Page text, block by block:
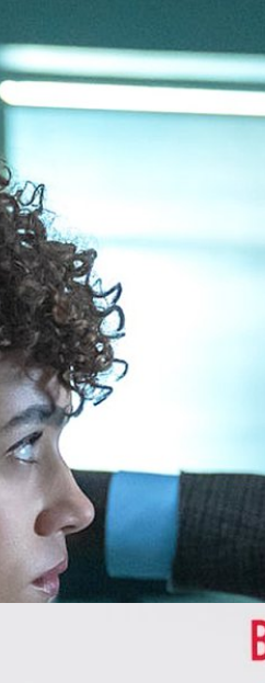
ในกลิ่นอายฝรั่งเศส
ที่นำภาพยนตร์แอ็กชันคลาสสิกของ